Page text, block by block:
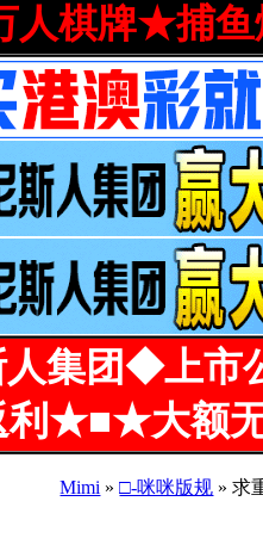
人棋牌★捕鱼
人集团◆上
利★■★大额
Mimi »□-咪咪版规 » 求